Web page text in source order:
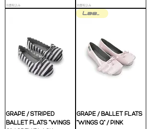
消費税込み 消費税込み
GRAPE / STRIPED
BALLET FLATS "WINGS
Last ①
GRAPE / BALLET FLATS
"WINGS Q" / PINK